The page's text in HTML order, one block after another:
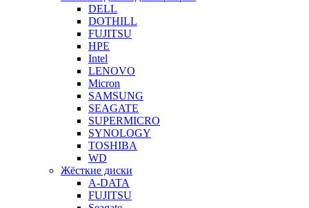
DELL
DOTHILL
FUJITSU
HPE
Intel
LENOVO
Micron
SAMSUNG
SEAGATE
SUPERMICRO
SYNOLOGY
TOSHIBA
WD
Жёсткие диски
A-DATA
FUJITSU